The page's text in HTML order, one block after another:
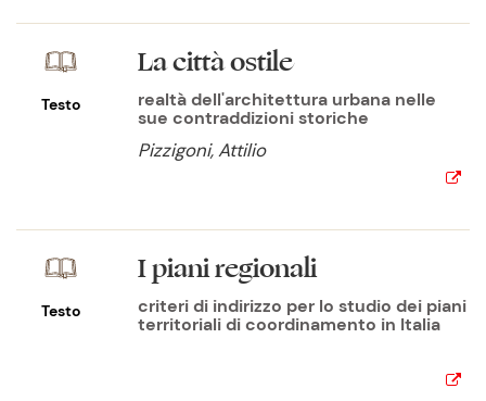
Testo
La città ostile
realtà dell'architettura urbana nelle
sue contraddizioni storiche
Pizzigoni, Attilio
Testo
I piani regionali
criteri di indirizzo per lo studio dei piani
territoriali di coordinamento in Italia